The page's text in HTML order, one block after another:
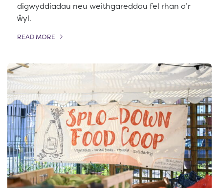
digwyddiadau neu weithgareddau fel rhan o’r
ŵyl.
READ MORE
OF THIS ARTICLE